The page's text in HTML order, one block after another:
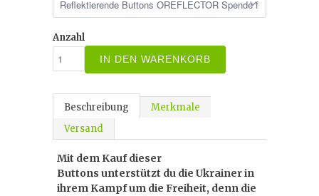
Anzahl
IN DEN WARENKORB
Beschreibung
Merkmale
Versand
Mit dem Kauf dieser
Buttons unterstützt du die Ukrainer in
ihrem Kampf um die Freiheit, denn die